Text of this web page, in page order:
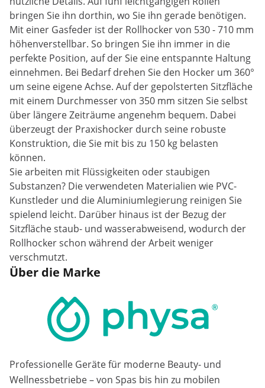
bringen Sie ihn dorthin, wo Sie ihn gerade benötigen.
Mit einer Gasfeder ist der Rollhocker von 530 - 710 mm
höhenverstellbar. So bringen Sie ihn immer in die
perfekte Position, auf der Sie eine entspannte Haltung
einnehmen. Bei Bedarf drehen Sie den Hocker um 360°
um seine eigene Achse. Auf der gepolsterten Sitzfläche
mit einem Durchmesser von 350 mm sitzen Sie selbst
über längere Zeiträume angenehm bequem. Dabei
überzeugt der Praxishocker durch seine robuste
Konstruktion, die Sie mit bis zu 150 kg belasten
können.
Sie arbeiten mit Flüssigkeiten oder staubigen
Substanzen? Die verwendeten Materialien wie PVC-
Kunstleder und die Aluminiumlegierung reinigen Sie
spielend leicht. Darüber hinaus ist der Bezug der
Sitzfläche staub- und wasserabweisend, wodurch der
Rollhocker schon während der Arbeit weniger
verschmutzt.
Über die Marke
Professionelle Geräte für moderne Beauty- und
Wellnessbetriebe – von Spas bis hin zu mobilen